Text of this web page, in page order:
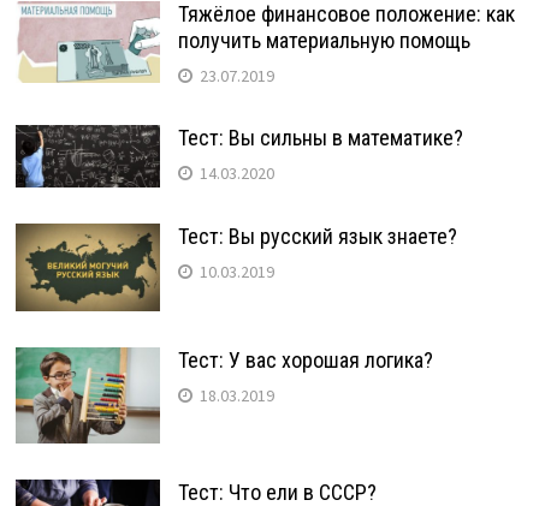
Тяжёлое финансовое положение: как
получить материальную помощь
23.07.2019
Тест: Вы сильны в математике?
14.03.2020
Тест: Вы русский язык знаете?
10.03.2019
Тест: У вас хорошая логика?
18.03.2019
Тест: Что ели в СССР?